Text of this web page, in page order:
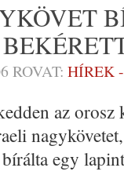
ROVAT: HÍREK
az
egy